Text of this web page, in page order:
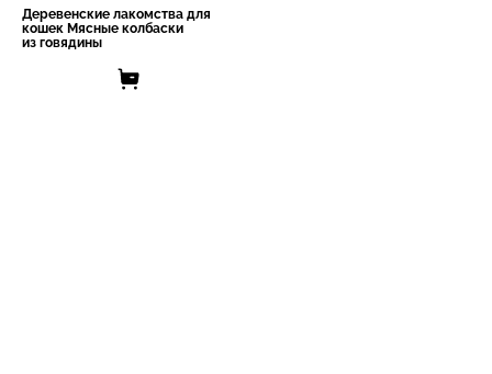
Деревенские лакомства для
кошек Мясные колбаски
из говядины